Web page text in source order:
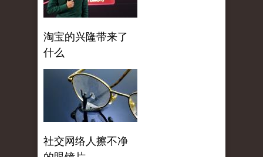
淘宝的兴隆带来了
什么
社交网络人擦不净